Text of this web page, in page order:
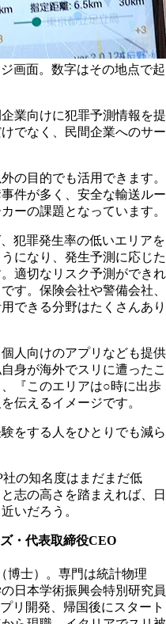
画面。数字はその地点で起
業向けに犯罪予測情報を提
でなく、民間企業へのサー
の目的でも活用できます。
件が多く、安全な輸送ルー
ーの課題となっています。
犯罪発生率の低いエリアを
になり、発生予測に応じた
適切なリスク予測ができれ
す。保険会社や警備会社、
できる分野はたくさんあり
人向けのアプリなども提供
身が海外でスリに遭ったこ
『このエリアは○時に出歩
伝えるイメージです。
をする人をひとりでも減ら
の知名度はまだまだ低
志の高さを踏まえれば、日
いだろう。
・代表取締役CEO
博士）。専門は統計物理
日本学術振興会特別研究員
リ開発、帰国後にスタート